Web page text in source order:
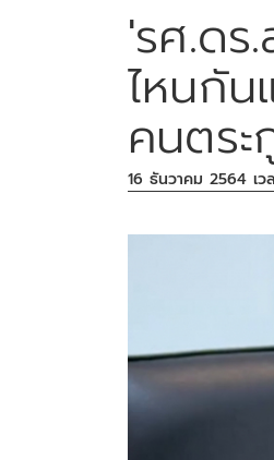
'รศ.ด
ไหนกัน
คนตระ
16 ธันวาคม 2564 เว